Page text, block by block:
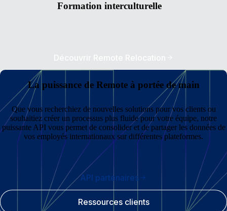
Formation interculturelle
Découvrir Remote Relocation
La puissance de Remote à portée de main
Que vous recherchiez de nouvelles solutions pour vos clients ou
souhaitiez créer un processus plus fluide pour votre équipe, notre
puissante API vous permet de consolider et de partager les données de
vos employés internationaux sur différentes plateformes.
API partenaires
Ressources clients